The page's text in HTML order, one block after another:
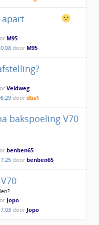
M95
door M95
Veldweg
doordbs1
bakspoeling V70
benben65
doorbenben65
Jopo
door Jopo